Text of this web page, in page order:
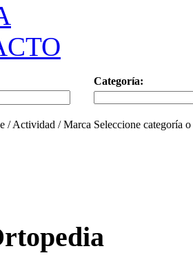
Categoría:
/ Actividad / Marca Seleccione categoría